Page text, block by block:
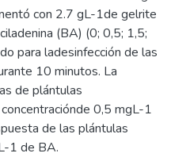
con 2.7 gL-1de gelrite
(BA) (0; 0,5; 1,5;
para ladesinfección de las
10 minutos. La
de plántulas
0,5 mgL-1
de las plántulas
1 de BA.